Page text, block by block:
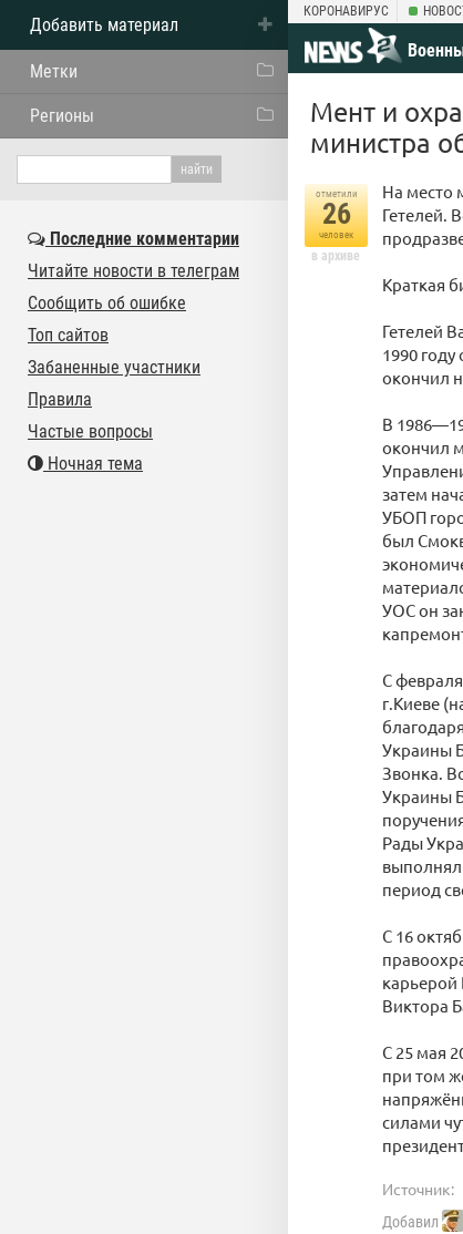
КОРОНАВИРУС
Мент и
министра
отметили
26
человек
в архиве
На место
Гетелей.
Краткая
Гетелей
1990
окончил
В
окончил
затем
УБОП
был
УОС он
С
г.Киеве
Украины
Звонка.
Украины
Рады
период
С 16
карьерой
Виктора
С 25 мая
при том
силами
Источник:
Добавил
Добавить материал
Метки
Регионы
Последние комментарии
Читайте новости в телеграм
Сообщить об ошибке
Топ сайтов
Забаненные участники
Правила
Частые вопросы
Ночная тема